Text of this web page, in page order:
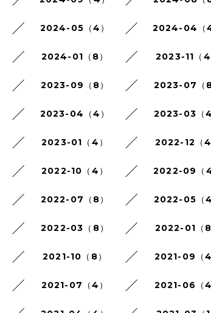
2024-05（4） 2024-04（4
2024-01（8） 2023-11（4
2023-09（8） 2023-07（8
2023-04（4） 2023-03（4
2023-01（4） 2022-12（4
2022-10（4） 2022-09（4
2022-07（8） 2022-05（4
2022-03（8） 2022-01（8
2021-10（8） 2021-09（4
2021-07（4） 2021-06（4